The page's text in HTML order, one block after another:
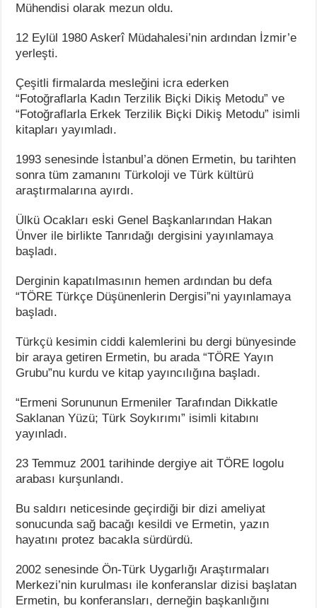
Mühendisi olarak mezun oldu.
12 Eylül 1980 Askerî Müdahalesi’nin ardından İzmir’e
yerleşti.
Çeşitli firmalarda mesleğini icra ederken
“Fotoğraflarla Kadın Terzilik Biçki Dikiş Metodu” ve
“Fotoğraflarla Erkek Terzilik Biçki Dikiş Metodu” isimli
kitapları yayımladı.
1993 senesinde İstanbul’a dönen Ermetin, bu tarihten
sonra tüm zamanını Türkoloji ve Türk kültürü
araştırmalarına ayırdı.
Ülkü Ocakları eski Genel Başkanlarından Hakan
Ünver ile birlikte Tanrıdağı dergisini yayınlamaya
başladı.
Derginin kapatılmasının hemen ardından bu defa
“TÖRE Türkçe Düşünenlerin Dergisi”ni yayınlamaya
başladı.
Türkçü kesimin ciddi kalemlerini bu dergi bünyesinde
bir araya getiren Ermetin, bu arada “TÖRE Yayın
Grubu”nu kurdu ve kitap yayıncılığına başladı.
“Ermeni Sorununun Ermeniler Tarafından Dikkatle
Saklanan Yüzü; Türk Soykırımı” isimli kitabını
yayınladı.
23 Temmuz 2001 tarihinde dergiye ait TÖRE logolu
arabası kurşunlandı.
Bu saldırı neticesinde geçirdiği bir dizi ameliyat
sonucunda sağ bacağı kesildi ve Ermetin, yazın
hayatını protez bacakla sürdürdü.
2002 senesinde Ön-Türk Uygarlığı Araştırmaları
Merkezi’nin kurulması ile konferanslar dizisi başlatan
Ermetin, bu konferansları, derneğin başkanlığını